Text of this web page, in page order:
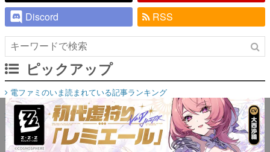
Discord
RSS
ピックアップ
電ファミのいま読まれている記事ランキング
アプリセール情報
インタビュー